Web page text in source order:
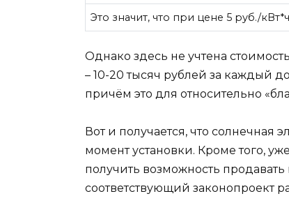
Это значит, что при цене 5 руб./
Однако здесь не учтена
– 10-20 тысяч рублей за каждый
причём это для относительно
Вот и получается, что солнечная
момент установки. Кроме того,
получить возможность
соответствующий законопроект